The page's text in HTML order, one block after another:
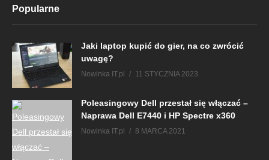
Popularne
Jaki laptop kupić do gier, na co zwrócić
uwagę?
Nowinka IT.pl 11 STYCZNIA 2023
Poleasingowy Dell przestał się włączać –
Naprawa Dell E7440 i HP Spectre x360
Nowinka IT.pl 8 MARCA 2021